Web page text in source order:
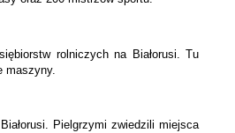
rolniczych na Białorusi. Tu
maszyny.
Pielgrzymi zwiedzili miejsca